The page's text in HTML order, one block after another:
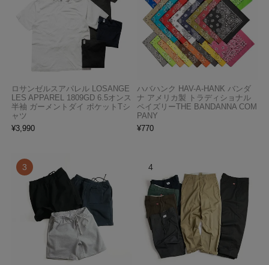
ロサンゼルスアパレル LOSANGE
LES APPAREL 1809GD 6.5オンス
半袖 ガーメントダイ ポケットTシ
ャツ
¥3,990
ハバハンク HAV-A-HANK バンダ
ナ アメリカ製 トラディショナル
ペイズリーTHE BANDANNA COM
PANY
¥770